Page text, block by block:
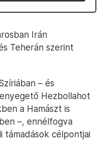
Irán
Teherán szerint
– és
Hezbollahot
a Hamászt is
–, ennélfogva
támadások célpontjai